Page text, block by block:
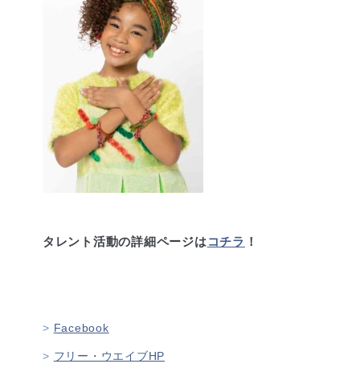
タレント活動の詳細ページはコチラ ！
Facebook
フリー・ウエイブHP